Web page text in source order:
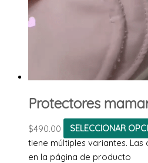
Protectores
$490.00 SELECCIONAR
tiene múltiples variantes.
en la página de producto